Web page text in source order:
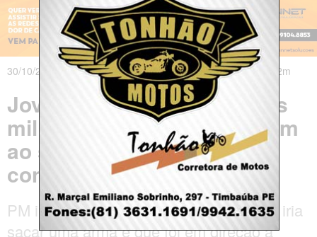
30/10/2024 às 01h23m - Atualizado em 30/10/2024 às 01h52m
Jovem é morto por policiais
militares durante abordagem
ao sair de loja de
conveniência em Aracaju
PM informou que ele teria simulado que iria
sacar uma arma e que foi em direção à